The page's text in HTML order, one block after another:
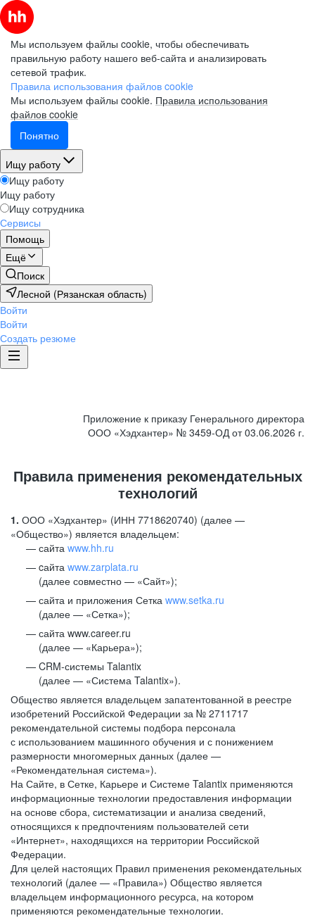
Мы используем файлы cookie, чтобы обеспечивать
правильную работу нашего веб-сайта и анализировать
сетевой трафик.
Правила использования файлов cookie
Мы используем файлы cookie. Правила использования
файлов cookie
Понятно
Ищу работу
Ищу работу
Ищу работу
Ищу сотрудника
Сервисы
Помощь
Ещё
Поиск
Лесной (Рязанская область)
Войти
Войти
Создать резюме
Приложение к приказу Генерального директора
ООО «Хэдхантер» № 3459-ОД от 03.06.2026 г.
Правила применения рекомендательных
технологий
1. ООО «Хэдхантер» (ИНН 7718620740) (далее —
«Общество») является владельцем:
сайта www.hh.ru
cайта www.zarplata.ru
(далее совместно — «Сайт»);
сайта и приложения Сетка www.setka.ru
(далее — «Сетка»);
сайта www.career.ru
(далее — «Карьера»);
CRM-системы Talantix
(далее — «Система Talantix»).
Общество является владельцем запатентованной в реестре
изобретений Российской Федерации за № 2711717
рекомендательной системы подбора персонала
с использованием машинного обучения и с понижением
размерности многомерных данных (далее —
«Рекомендательная система»).
На Сайте, в Сетке, Карьере и Системе Talantix применяются
информационные технологии предоставления информации
на основе сбора, систематизации и анализа сведений,
относящихся к предпочтениям пользователей сети
«Интернет», находящихся на территории Российской
Федерации.
Для целей настоящих Правил применения рекомендательных
технологий (далее — «Правила») Общество является
владельцем информационного ресурса, на котором
применяются рекомендательные технологии.